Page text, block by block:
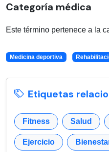
Categoría médica
Este término pertenece a la
Medicina deportiva
Etiquetas
Fitness Salud
Ejercicio